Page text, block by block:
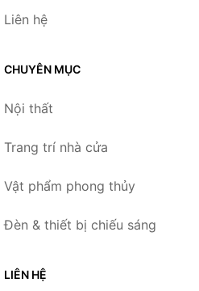
Liên hệ
CHUYÊN MỤC
Nội thất
Trang trí nhà cửa
Vật phẩm phong thủy
Đèn & thiết bị chiếu sáng
LIÊN HỆ